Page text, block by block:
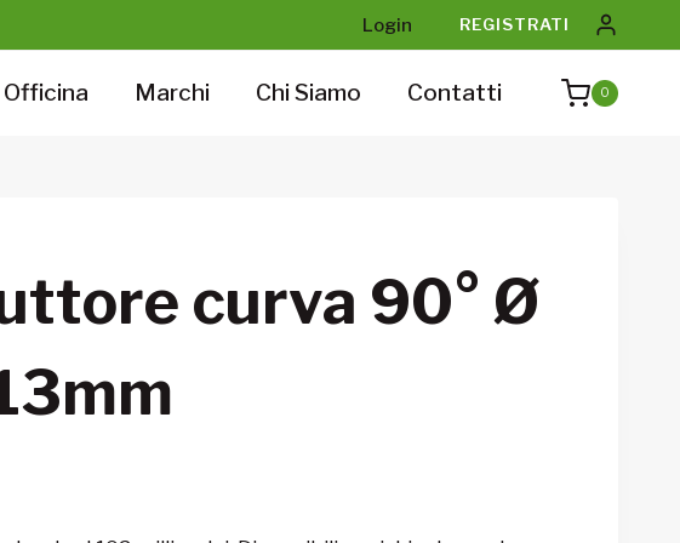
Login REGISTRATI
Officina Marchi Chi Siamo Contatti 0
curva 90° Ø